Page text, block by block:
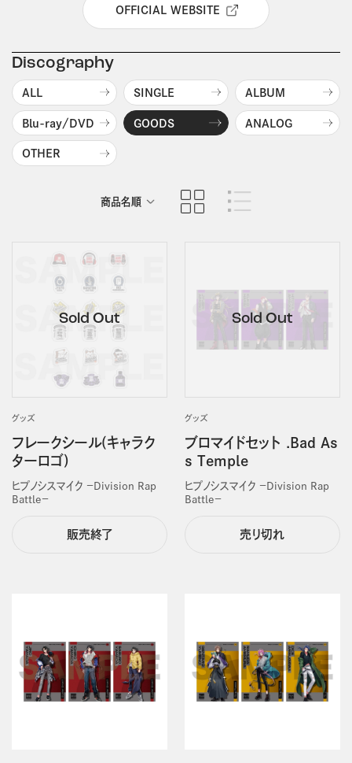
OFFICIAL WEBSITE
Discography
ALL SINGLE ALBUM
Blu-ray/DVD GOODS ANALOG
OTHER
商品名順
グッズ
フレークシール(キャラク
ターロゴ)
ヒプノシスマイク －Division Rap
Battle－
販売終了
グッズ
ブロマイドセット .Bad As
s Temple
ヒプノシスマイク －Division Rap
Battle－
売り切れ